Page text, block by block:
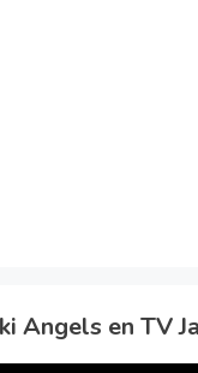
Angels en TV